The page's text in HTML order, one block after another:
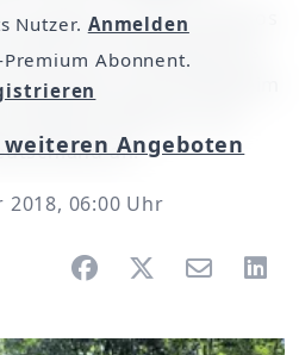
Gelände und 66 Kultautos
am Samstag: Das
des Käfer-Club Ostelsheim
an.
06:00 Uhr
Nutzer. Anmelden
Abonnent.
Angeboten